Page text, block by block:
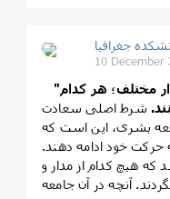
جغرافیا
10 December
‍ "زن و مرد دو ستاره‌اند در دو مدار مختلف؛ هر کدام
شرط اصلی سعادت
بشری، این است که
خود ادامه دهند.
که هیچ کدام از مدار و
آنچه در آن جامعه